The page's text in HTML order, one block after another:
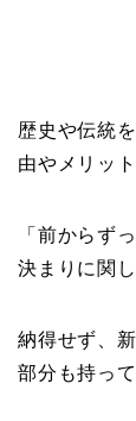
歴史や伝統
由やメリッ
「前からず
決まりに関
納得せず、
部分も持って